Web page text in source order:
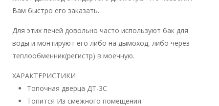
Вам быстро его заказать.
Для этих печей довольно часто используют бак для
воды и монтируют его либо на дымоход, либо через
теплообменник(регистр) в моечную.
ХАРАКТЕРИСТИКИ
Топочная дверца ДТ-3С
Топится Из смежного помещения